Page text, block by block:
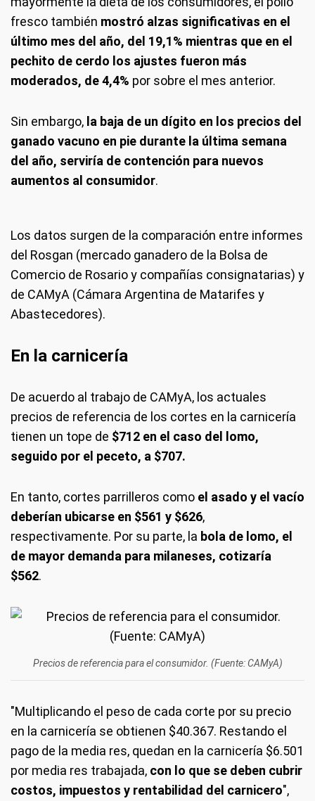
fresco también mostró alzas significativas en el
último mes del año, del 19,1% mientras que en el
pechito de cerdo los ajustes fueron más
moderados, de 4,4% por sobre el mes anterior.
Sin embargo, la baja de un dígito en los precios del
ganado vacuno en pie durante la última semana
del año, serviría de contención para nuevos
aumentos al consumidor.
Los datos surgen de la comparación entre informes
del Rosgan (mercado ganadero de la Bolsa de
Comercio de Rosario y compañías consignatarias) y
de CAMyA (Cámara Argentina de Matarifes y
Abastecedores).
En la carnicería
De acuerdo al trabajo de CAMyA, los actuales
precios de referencia de los cortes en la carnicería
tienen un tope de $712 en el caso del lomo,
seguido por el peceto, a $707.
En tanto, cortes parrilleros como el asado y el vacío
deberían ubicarse en $561 y $626,
respectivamente. Por su parte, la bola de lomo, el
de mayor demanda para milaneses, cotizaría
$562.
Precios de referencia para el consumidor. (Fuente: CAMyA)
"Multiplicando el peso de cada corte por su precio
en la carnicería se obtienen $40.367. Restando el
pago de la media res, quedan en la carnicería $6.501
por media res trabajada, con lo que se deben cubrir
costos, impuestos y rentabilidad del carnicero",